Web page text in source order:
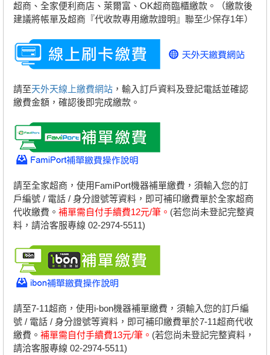
超商、全家便利商店、萊爾富、OK超商臨櫃繳款。（繳款後
建議將帳單及超商『代收款專用繳款證明』聯至少保存1年）
請至天外天線上繳費網站 ，輸入訂戶資料及登記電話並確認
繳費金額，確認後即完成繳款。
請至全家超商，使用FamiPort機器補單繳費，須輸入您的訂
戶編號 / 電話 / 身分證號等資料，即可補印繳費單於全家超商
代收繳費。 補單需自付手續費12元/筆。 (若您尚未登記完整資
料，請洽客服專線 02-2974-5511)
請至7-11超商，使用i-bon機器補單繳費，須輸入您的訂戶編
號 / 電話 / 身分證號等資料，即可補印繳費單於7-11超商代收
繳費。 補單需自付手續費13元/筆。 (若您尚未登記完整資料，
請洽客服專線 02-2974-5511)